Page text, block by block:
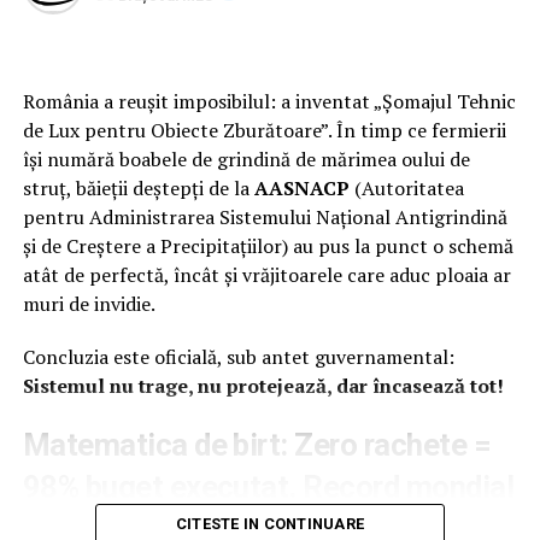
comodat de la ITALIA INTERMED, proprietatea fratilor
Pileri, care, cu o alta firma – asociata cu compania “3 I”,
tot a lor – a concesionat, cum va spuneam, Hipodromul.
Pe partea de gunoaie (gropi ecologice, colectare,
reciclare), avem o increngatura stufoasa. Unul din
personajele bizare este Victor Dombrovschi.
Australia. A controlat Gaz Vest, care distribuia gaz (de la
Romgaz) în 35 de localități. Un alt biznis de-al său a fost
Pileri – cercetați în Palermo pentru asociere de tip
Pe de alta parte, dar în aceeasi ordine de idei, in
România a reușit imposibilul: a inventat „Șomajul Tehnic
de Lux pentru Obiecte Zburătoare”. În timp ce fermierii
își numără boabele de grindină de mărimea oului de
struț, băieții deștepți de laAASNACP (Autoritatea
pentru Administrarea Sistemului Național Antigrindină
și de Creștere a Precipitațiilor) au pus la punct o schemă
atât de perfectă, încât și vrăjitoarele care aduc ploaia ar
muri de invidie.
Concluzia este oficială, sub antet guvernamental:
Sistemul nu trage, nu protejează, dar încasează tot!
Matematica de birt: Zero rachete =
de „mers în gol” pe bani publici
CITESTE IN CONTINUARE